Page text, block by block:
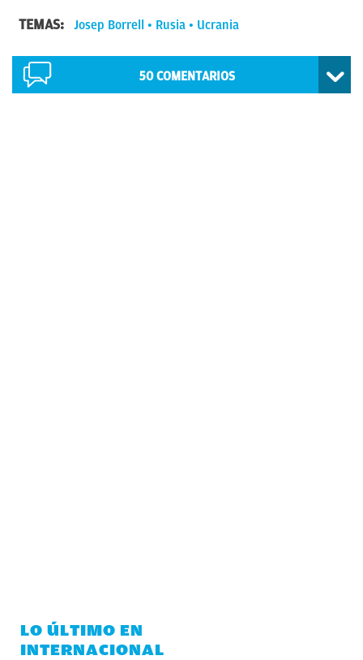
TEMAS: Josep Borrell Rusia Ucrania
50COMENTARIOS
LO ÚLTIMO EN
INTERNACIONAL